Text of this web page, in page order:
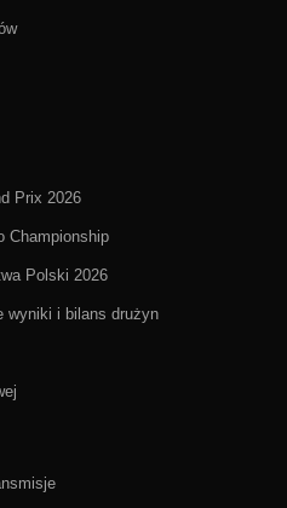
Prix 2026
Championship
Polski 2026
wyniki i bilans drużyn